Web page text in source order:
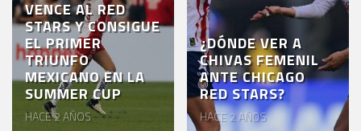
VENCE AL RED
STARS Y CONSIGUE
EL PRIMER
TRIUNFO
MEXICANO EN LA
SUMMER CUP
HACE 2 AÑOS
¿DÓNDE VER A
CHIVAS FEMENIL
ANTE CHICAGO
RED STARS?
HACE 2 AÑOS